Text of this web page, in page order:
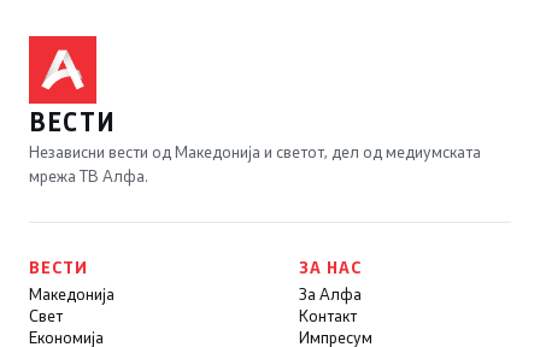
ВЕСТИ
Независни вести од Македонија и светот, дел од медиумската
мрежа ТВ Алфа.
ВЕСТИ
Македонија
Свет
Економија
ЗА НАС
За Алфа
Контакт
Импресум